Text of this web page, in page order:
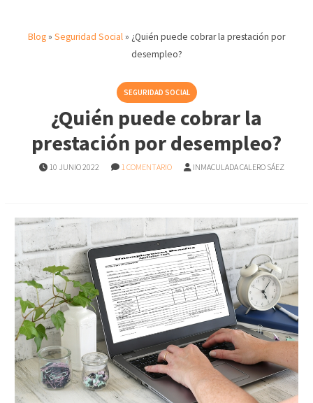
Blog» Seguridad Social» ¿Quién puede cobrar la prestación por
desempleo?
SEGURIDAD SOCIAL
¿Quién puede cobrar la
prestación por desempleo?
10 JUNIO 2022 1 COMENTARIO INMACULADA CALERO SÁEZ